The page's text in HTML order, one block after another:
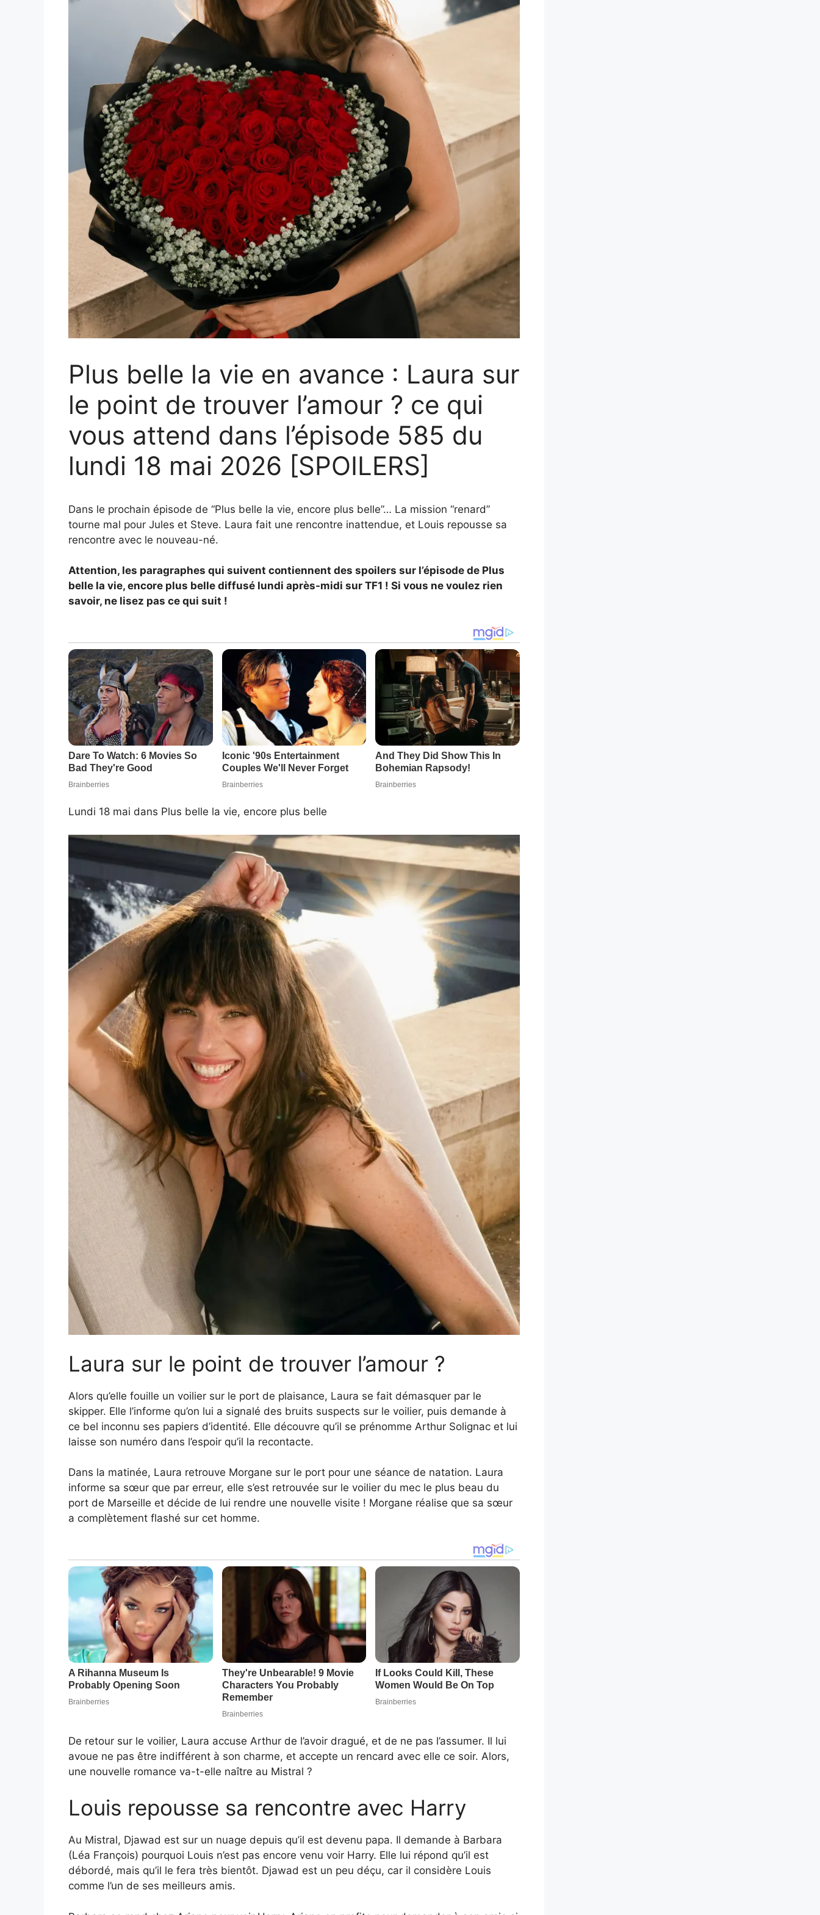
Plus belle la vie en avance : Laura sur
le point de trouver l’amour ? ce qui
vous attend dans l’épisode 585 du
lundi 18 mai 2026 [SPOILERS]
Dans le prochain épisode de “Plus belle la vie, encore plus belle”… La mission “renard”
tourne mal pour Jules et Steve. Laura fait une rencontre inattendue, et Louis repousse sa
rencontre avec le nouveau-né.
Attention, les paragraphes qui suivent contiennent des spoilers sur l’épisode de Plus
belle la vie, encore plus belle diffusé lundi après-midi sur TF1 ! Si vous ne voulez rien
savoir, ne lisez pas ce qui suit !
Lundi 18 mai dans Plus belle la vie, encore plus belle
Laura sur le point de trouver l’amour ?
Alors qu’elle fouille un voilier sur le port de plaisance, Laura se fait démasquer par le
skipper. Elle l’informe qu’on lui a signalé des bruits suspects sur le voilier, puis demande à
ce bel inconnu ses papiers d’identité. Elle découvre qu’il se prénomme Arthur Solignac et lui
laisse son numéro dans l’espoir qu’il la recontacte.
Dans la matinée, Laura retrouve Morgane sur le port pour une séance de natation. Laura
informe sa sœur que par erreur, elle s’est retrouvée sur le voilier du mec le plus beau du
port de Marseille et décide de lui rendre une nouvelle visite ! Morgane réalise que sa sœur
a complètement flashé sur cet homme.
De retour sur le voilier, Laura accuse Arthur de l’avoir dragué, et de ne pas l’assumer. Il lui
avoue ne pas être indifférent à son charme, et accepte un rencard avec elle ce soir. Alors,
une nouvelle romance va-t-elle naître au Mistral ?
Louis repousse sa rencontre avec Harry
Au Mistral, Djawad est sur un nuage depuis qu’il est devenu papa. Il demande à Barbara
(Léa François) pourquoi Louis n’est pas encore venu voir Harry. Elle lui répond qu’il est
débordé, mais qu’il le fera très bientôt. Djawad est un peu déçu, car il considère Louis
comme l’un de ses meilleurs amis.